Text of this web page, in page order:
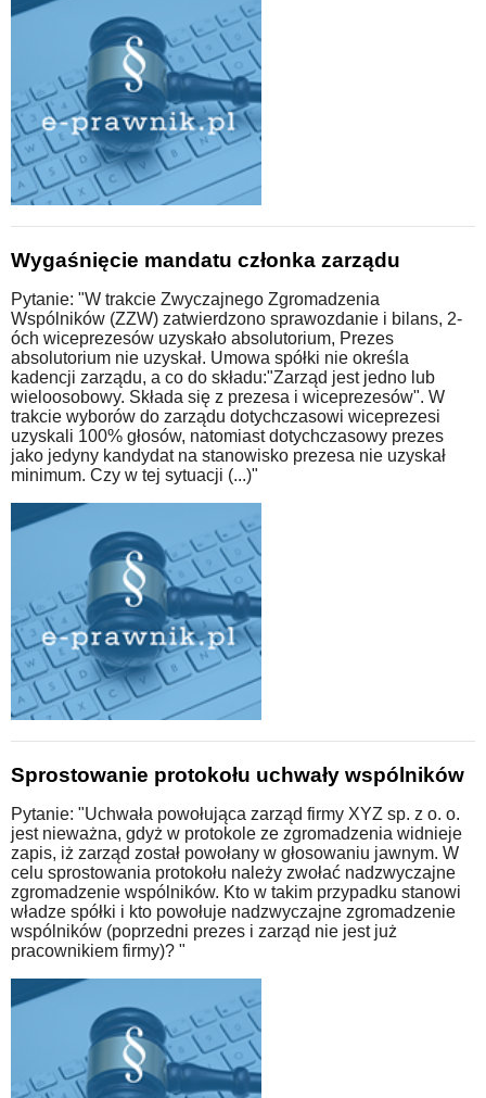
Wygaśnięcie mandatu członka zarządu
Pytanie: "W trakcie Zwyczajnego Zgromadzenia
Wspólników (ZZW) zatwierdzono sprawozdanie i bilans, 2-
óch wiceprezesów uzyskało absolutorium, Prezes
absolutorium nie uzyskał. Umowa spółki nie określa
kadencji zarządu, a co do składu:"Zarząd jest jedno lub
wieloosobowy. Składa się z prezesa i wiceprezesów". W
trakcie wyborów do zarządu dotychczasowi wiceprezesi
uzyskali 100% głosów, natomiast dotychczasowy prezes
jako jedyny kandydat na stanowisko prezesa nie uzyskał
minimum. Czy w tej sytuacji (...)"
Sprostowanie protokołu uchwały wspólników
Pytanie: "Uchwała powołująca zarząd firmy XYZ sp. z o. o.
jest nieważna, gdyż w protokole ze zgromadzenia widnieje
zapis, iż zarząd został powołany w głosowaniu jawnym. W
celu sprostowania protokołu należy zwołać nadzwyczajne
zgromadzenie wspólników. Kto w takim przypadku stanowi
władze spółki i kto powołuje nadzwyczajne zgromadzenie
wspólników (poprzedni prezes i zarząd nie jest już
pracownikiem firmy)? "